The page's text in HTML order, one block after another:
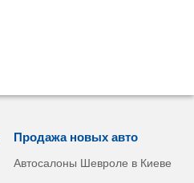
Продажа новых авто
Автосалоны Шевроле в Киеве